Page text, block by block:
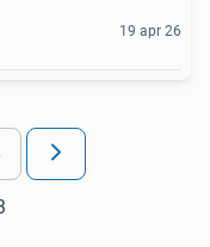
19 apr 26